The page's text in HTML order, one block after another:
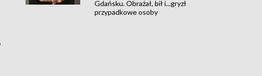
Gdańsku. Obrażał, bił i...gryzł
przypadkowe osoby